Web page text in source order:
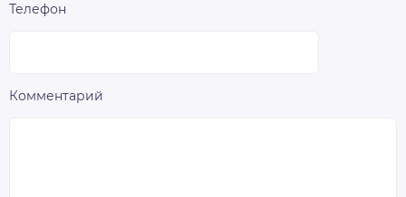
Телефон
Комментарий